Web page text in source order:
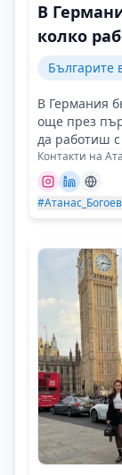
В
колко
Българите
В Германия
още през
да работиш с
Контакти на
#Атанас_Богоев